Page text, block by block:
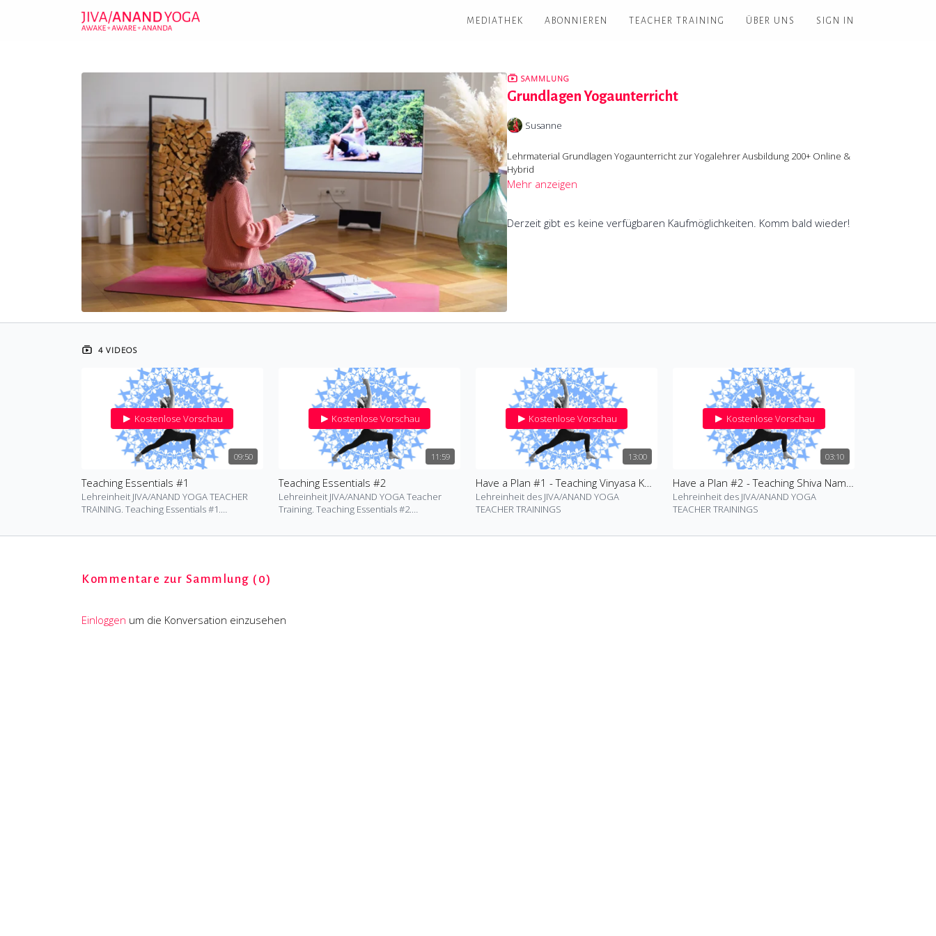
MEDIATHEK ABONNIEREN TEACHER TRAINING ÜBER UNS SIGN IN
SAMMLUNG
Grundlagen Yogaunterricht
Susanne
Lehrmaterial Grundlagen Yogaunterricht zur Yogalehrer Ausbildung 200+ Online &
Hybrid
Mehr anzeigen
Derzeit gibt es keine verfügbaren Kaufmöglichkeiten. Komm bald wieder!
4 VIDEOS
09:50
Kostenlose Vorschau
Teaching Essentials #1
Lehreinheit JIVA/ANAND YOGA TEACHER
TRAINING. Teaching Essentials #1.
11:59
Kostenlose Vorschau
Teaching Essentials #2
Lehreinheit JIVA/ANAND YOGA Teacher
Training. Teaching Essentials #2.
Beckenaufrichtung / LWS
13:00
Kostenlose Vorschau
Lehreinheit des JIVA/ANAND YOGA
TEACHER TRAININGS
03:10
Kostenlose Vorschau
Lehreinheit des JIVA/ANAND YOGA
TEACHER TRAININGS
Kommentare zur Sammlung ( 0)
Einloggen um die Konversation einzusehen